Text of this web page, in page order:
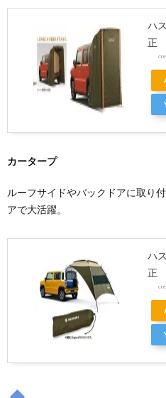
ハ
正
カータープ
ルーフサイドやバックドアに取り
アで大活躍。
ハ
正